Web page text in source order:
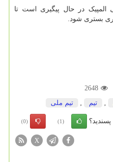
در حال پیگیری است تا
بستری شود.
2648
تیم تیم ملی
(1)
(0)
X